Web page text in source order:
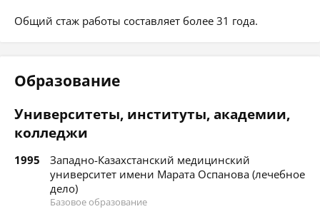
Общий стаж работы составляет более 31 года.
Образование
Университеты, институты, академии,
колледжи
1995
Западно-Казахстанский медицинский
университет имени Марата Оспанова (лечебное
дело)
Базовое образование